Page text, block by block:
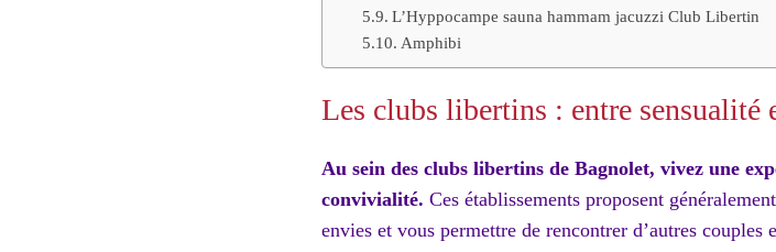
L’Hyppocampe sauna hammam jacuzzi Club Libertin
Amphibi
Les clubs libertins : entre sensualité
Au sein des clubs libertins de Bagnolet, vivez une
convivialité. Ces établissements proposent
envies et vous permettre de rencontrer d’autres